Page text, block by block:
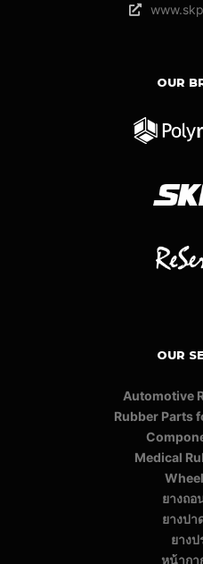
OUR
OUR
Automotive
Rubber Parts
Medical
ยางถอ
ยางปา
ยางป
หน้ากา